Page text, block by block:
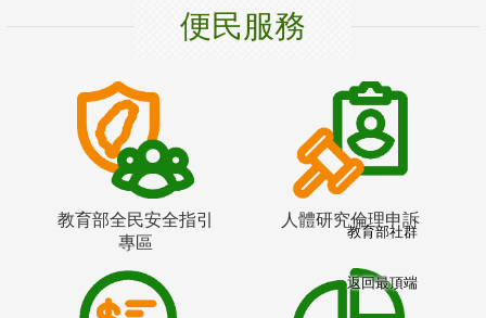
便民服務
教育部全民安全指引
專區
人體研究倫理申訴
教育部社群
返回最頂端